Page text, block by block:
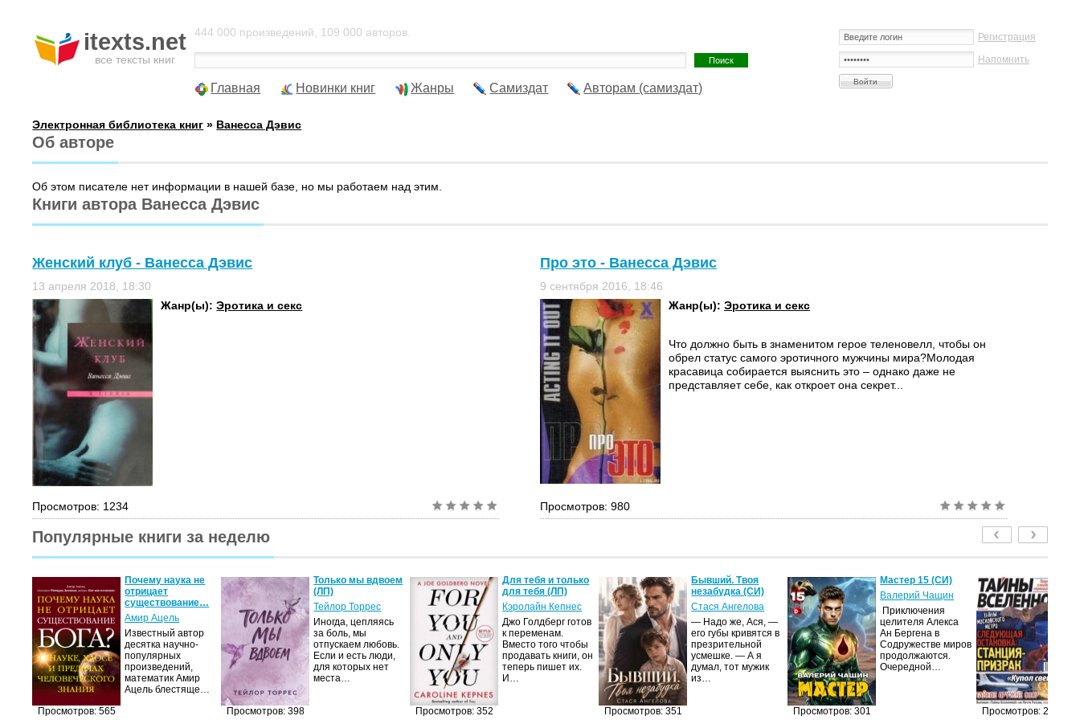
itexts.net
все тексты книг
Регистрация
Напомнить
444 000 произведений, 109 000 авторов.
Главная Новинки книг Жанры Самиздат Авторам (самиздат)
Электронная библиотека книг » Ванесса Дэвис
Об авторе
Об этом писателе нет информации в нашей базе, но мы работаем над этим.
Книги автора Ванесса Дэвис
Женский клуб - Ванесса Дэвис
13 апреля 2018, 18:30
Жанр(ы):Эротика и секс
Просмотров: 1234
Про это - Ванесса Дэвис
9 сентября 2016, 18:46
Жанр(ы): Эротика и секс
Что должно быть в знаменитом герое теленовелл, чтобы он
обрел статус самого эротичного мужчины мира?Молодая
красавица собирается выяснить это – однако даже не
представляет себе, как откроет она секрет...
Просмотров: 980
Популярные книги за неделю
Просмотров: 565
Почему наука не
отрицает
существование…
Амир Ацель
Известный автор
десятка научно-
популярных
произведений,
математик Амир
Ацель блестяще…
Просмотров: 398
Только мы вдвоем
(ЛП)
Тейлор Торрес
Иногда, цепляясь
за боль, мы
отпускаем любовь.
Если и есть люди,
для которых нет
места…
Просмотров: 352
Для тебя и только
для тебя (ЛП)
Кэролайн Кепнес
Джо Голдберг готов
к переменам.
Вместо того чтобы
продавать книги, он
теперь пишет их.
И…
Просмотров: 351
Бывший. Твоя
незабудка (СИ)
Стася Ангелова
— Надо же, Ася, —
его губы кривятся в
презрительной
усмешке. — А я
думал, тот мужик
из…
Просмотров: 301
Мастер 15 (СИ)
Валерий Чащин
Приключения
целителя Алекса
Ан Бергена в
Содружестве миров
продолжаются.
Очередной…
Просмотров: 268